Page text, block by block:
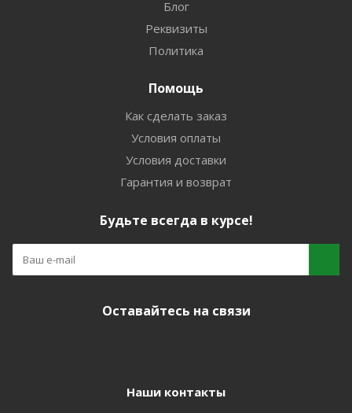
Блог
Реквизиты
Политика
Помощь
Как сделать заказ
Условия оплаты
Условия доставки
Гарантия и возврат
Будьте всегда в курсе!
Оставайтесь на связи
Наши контакты